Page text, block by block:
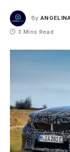
By
3 Mins Read